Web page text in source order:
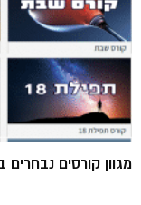
מגוון קורסים